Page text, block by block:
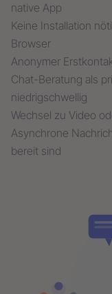
native App
Keine Installation
Browser
Anonymer
Chat-Beratung als
niedrigschwellig
Wechsel zu Video
Asynchrone
bereit sind